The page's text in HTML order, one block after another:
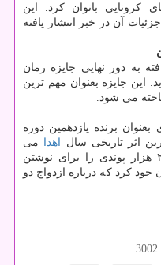
کرونایی بانوان کرد. این
که جزئیات آن در خبر انتشار یافته
راه یافته به دور نهایی جایزه رمان
گردید. این جایزه بعنوان مهم ترین
می شود.
بعنوان برنده یازدهمین دوره
اثر تاریخی سال
اهدا
می
شود، شناخته شد. وی این جایزه ۲۵ هزار پوندی را برای نوشتن
خود کرد که درباره ازدواج دو
3002